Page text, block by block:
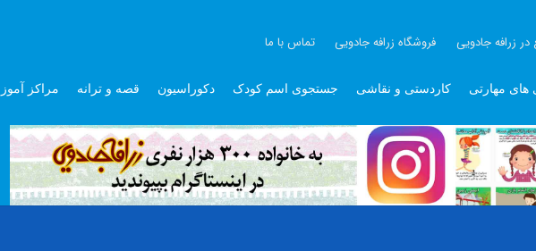
در زرافه جادویی فروشگاه زرافه جادویی تماس با ما
های مهارتی کاردستی و نقاشی جستجوی اسم کودک دکوراسیون قصه و ترانه مراکز